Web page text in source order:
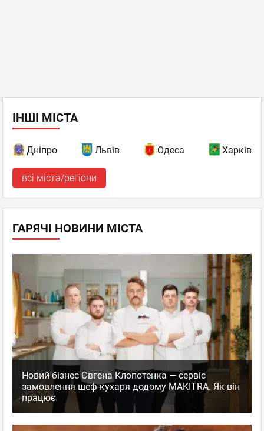
ІНШІ МІСТА
Дніпро Львів Одеса Харків
всі міста/регіони
ГАРЯЧІ НОВИНИ МІСТА
Новий бізнес Євгена Клопотенка — сервіс
замовлення шеф-кухаря додому MAKITRA. Як він
працює